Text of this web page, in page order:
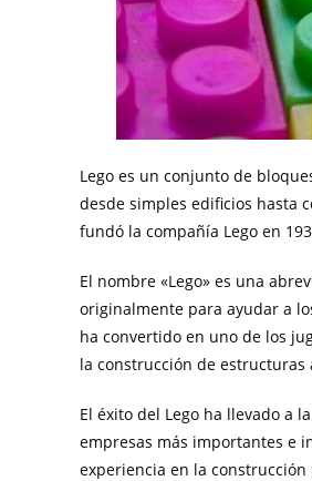
Lego es un conjunto de
desde simples edificios hasta
fundó la compañía Lego en
El nombre «Lego» es una
originalmente para ayudar a
ha convertido en uno de los
la construcción de
El éxito del Lego ha llevado a
empresas más importantes e
experiencia en la